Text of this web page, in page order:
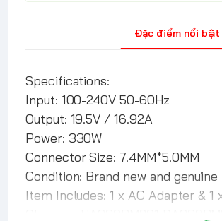
Đặc điểm nổi bật
Specifications:
Input: 100-240V 50-60Hz
Output: 19.5V / 16.92A
Power: 330W
Connector Size: 7.4MM*5.0MM
Condition: Brand new and genuine
Item Includes: 1 x AC Adapter & 1